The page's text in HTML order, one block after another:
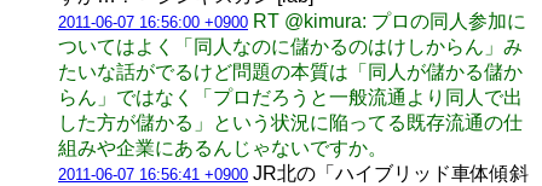
2011-06-07 16:56:00 +0900 RT @kimura: プロの同人参加に
ついてはよく「同人なのに儲かるのはけしからん」み
たいな話がでるけど問題の本質は「同人が儲かる儲か
らん」ではなく「プロだろうと一般流通より同人で出
した方が儲かる」という状況に陥ってる既存流通の仕
組みや企業にあるんじゃないですか。
2011-06-07 16:56:41 +0900 JR北の「ハイブリッド車体傾斜